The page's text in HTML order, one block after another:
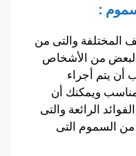
:
المختلفة والتى من
البعض من الأشخاص
أن يتم أجراء
ويمكنك أن
الرائعة والتى
من السموم التى